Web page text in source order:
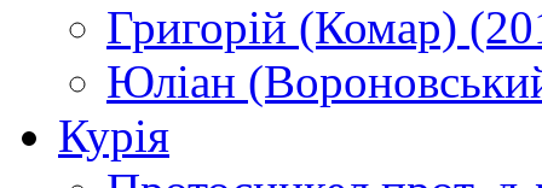
Григорій (Комар)
Юліан
Курія